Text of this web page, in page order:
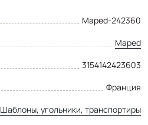
Maped-242360
Maped
3154142423603
Франция
Шаблоны, угольники, транспортиры